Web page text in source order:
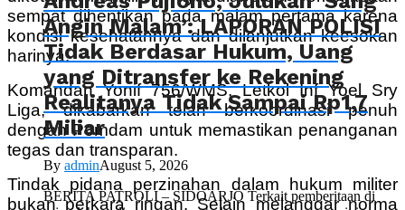
sempat dihentikan pada malam pertama karena
kondisi kesehatannya dan dilanjutkan keesokan
harinya.
Komandan Yonif 756/WMS, Letkol Inf Yoel Sry
Liga, dikabarkan telah berkoordinasi penuh
dengan Pomdam untuk memastikan penanganan
tegas dan transparan.
Tindak pidana perzinahan dalam hukum militer
bukan perkara ringan. Selain melanggar norma
Angin Malam’: LAPORAN POLISI
Tidak Berdasar Hukum, Uang
yang Ditransfer ke Rekening
Realitanya Tidak Sampai Rp1,7
Miliar
By adminAugust 5, 2026
BERITA PATROLI – SIDOARJO Terkait pemberitaan di